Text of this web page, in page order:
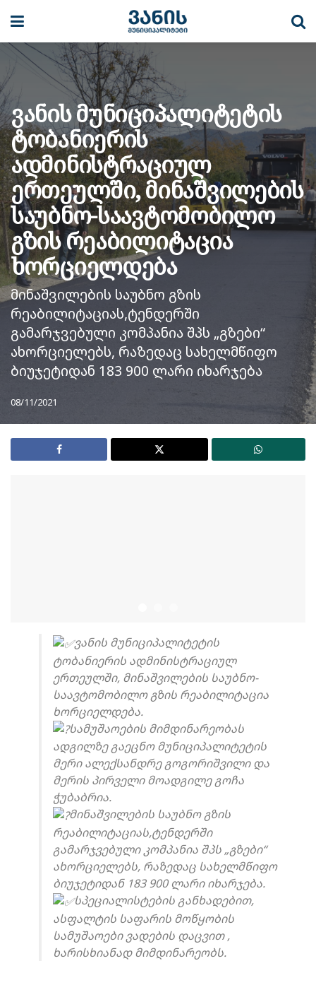
ვანის მუნიციპალიტეტის
ტობანიერის
ადმინისტრაციულ
ერთეულში, მინაშვილების
საუბნო-საავტომობილო
გზის რეაბილიტაცია
ხორციელდება
მინაშვილების საუბნო გზის
რეაბილიტაციას,ტენდერში
გამარჯვებული კომპანია შპს „გზები“
ახორციელებს, რაზედაც სახელმწიფო
ბიუჯეტიდან 183 900 ლარი იხარჯება
08/11/2021
ვანის მუნიციპალიტეტის
ტობანიერის ადმინისტრაციულ
ერთეულში, მინაშვილების საუბნო-
საავტომობილო გზის რეაბილიტაცია
ხორციელდება.
სამუშაოების მიმდინარეობას
ადგილზე გაეცნო მუნიციპალიტეტის
მერი ალექსანდრე გოგორიშვილი და
მერის პირველი მოადგილე გოჩა
ჭუბაბრია.
მინაშვილების საუბნო გზის
რეაბილიტაციას,ტენდერში
გამარჯვებული კომპანია შპს „გზები“
ახორციელებს, რაზედაც სახელმწიფო
ბიუჯეტიდან 183 900 ლარი იხარჯება.
სპეციალისტების განხადებით,
ასფალტის საფარის მოწყობის
სამუშაოები ვადების დაცვით ,
ხარისხიანად მიმდინარეობს.